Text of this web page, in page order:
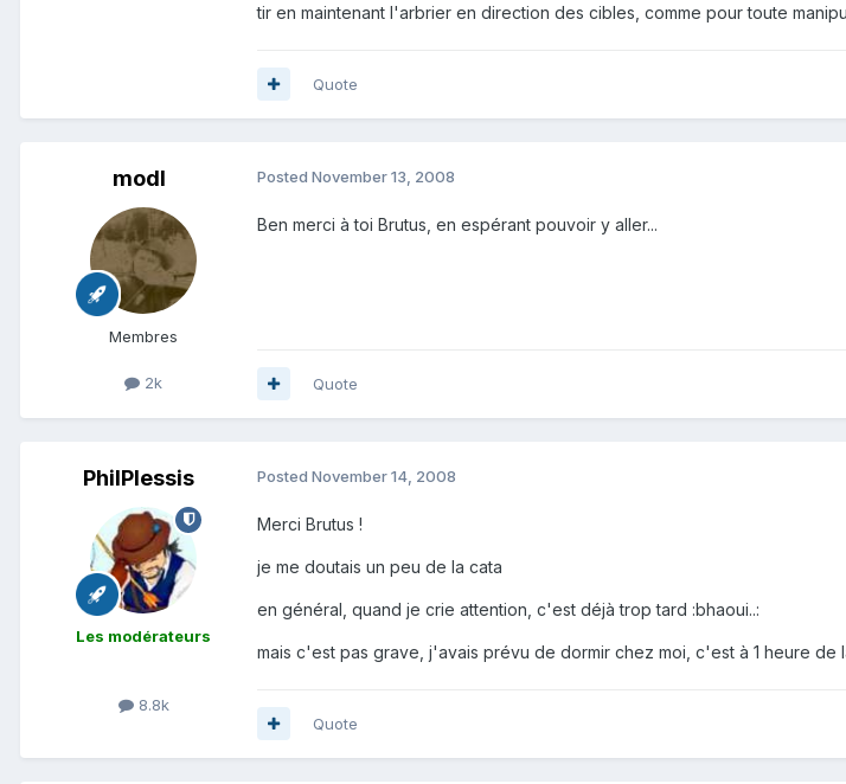
tir en maintenant l'arbrier en direction des cibles, comme pour toute
Quote
modl
Membres
2k
Posted November 13, 2008
Ben merci à toi Brutus, en espérant pouvoir y aller...
Quote
PhilPlessis
Les modérateurs
8.8k
Posted November 14, 2008
Merci Brutus !
je me doutais un peu de la cata
en général, quand je crie attention, c'est déjà trop tard :bhaoui..:
mais c'est pas grave, j'avais prévu de dormir chez moi, c'est à 1 heure de
Quote